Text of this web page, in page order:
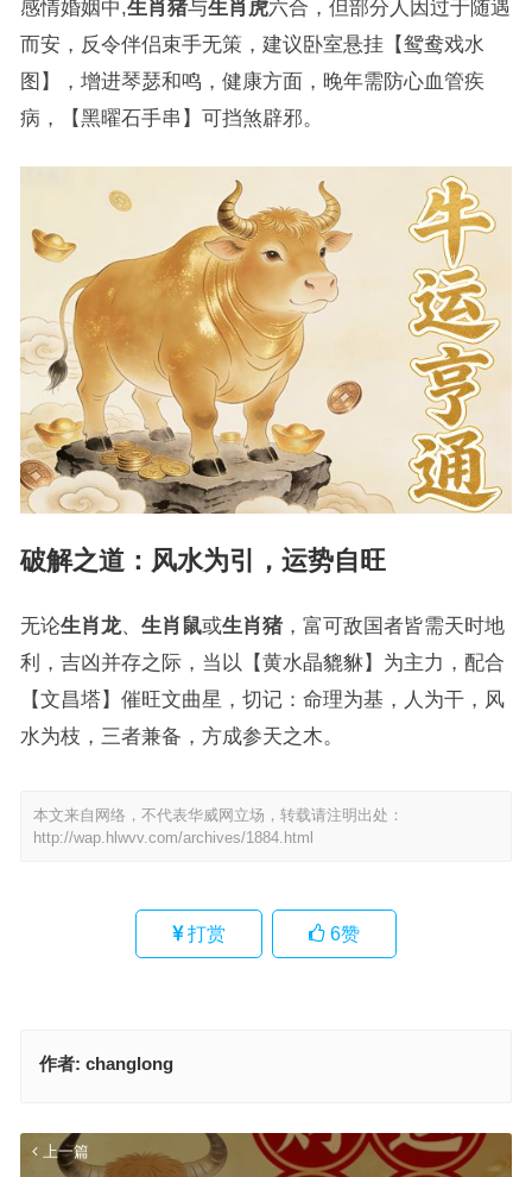
感情婚姻中,生肖猪与生肖虎六合，但部分人因过于随遇
而安，反令伴侣束手无策，建议卧室悬挂【鸳鸯戏水
图】，增进琴瑟和鸣，健康方面，晚年需防心血管疾
病，【黑曜石手串】可挡煞辟邪。
破解之道：风水为引，运势自旺
无论生肖龙、 生肖鼠或生肖猪，富可敌国者皆需天时地
利，吉凶并存之际，当以【黄水晶貔貅】为主力，配合
【文昌塔】催旺文曲星，切记：命理为基，人为干，风
水为枝，三者兼备，方成参天之木。
本文来自网络，不代表华威网立场，转载请注明出处：
http://wap.hlwvv.com/archives/1884.html
打赏 6赞
作者: changlong
上一篇